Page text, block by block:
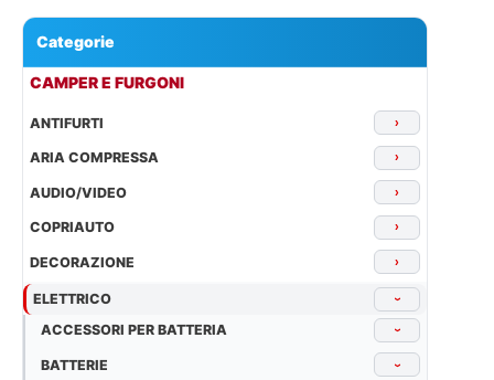
Categorie
CAMPER E FURGONI
ANTIFURTI ›
ARIA COMPRESSA ›
AUDIO/VIDEO ›
COPRIAUTO ›
DECORAZIONE ›
ELETTRICO ›
ACCESSORI PER BATTERIA ›
BATTERIE ›